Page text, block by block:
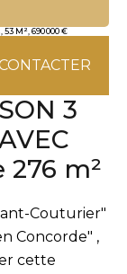
M², 690 000 €
3
276 m²
Couturier"
Concorde" ,
cette